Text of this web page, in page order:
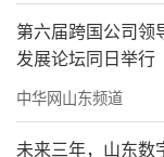
显。同时，国
都新建商品房
庆假期小幅下
活跃，预计节
第六届跨国公司领
发展论坛同日举行
中华网山东频道
未来三年，山东数